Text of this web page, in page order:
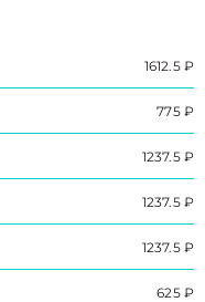
1612.5 ₽
775 ₽
1237.5 ₽
1237.5 ₽
1237.5 ₽
625 ₽